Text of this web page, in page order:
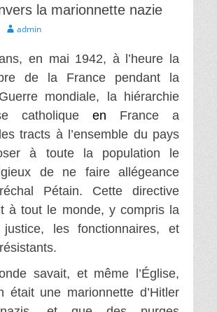
la marionnette nazie
Auteur
admin
en mai 1942, à l’heure la
de la France pendant la
mondiale, la hiérarchie
catholique en France a
tracts à l’ensemble du pays
à toute la population le
de ne faire allégeance
Pétain. Cette directive
à tout le monde, y compris la
les fonctionnaires, et
savait, et même l’Église,
était une marionnette d’Hitler